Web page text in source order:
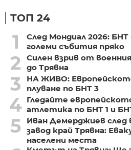
ТОП 24
1
След Мондиал 2026:
големи събития пряко
2
Силен взрив от
до Трявна
3
НА ЖИВО:
плуване по БНТ 3
4 Гледайте
атлетика по БНТ 1 и
5
Иван Демерджиев след
завод край Трявна:
населени места